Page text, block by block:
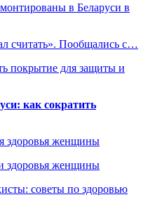
в Беларуси в
считать». Пообщались с…
покрытие для защиты и
как сократить
здоровья женщины
здоровья женщины
советы по здоровью